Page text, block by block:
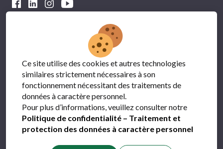
Avec le soutien financier du
Ce site utilise des cookies et autres technologies
similaires strictement nécessaires à son
fonctionnement nécessitant des traitements de
données à caractère personnel.
Pour plus d’informations, veuillez consulter notre
Politique de confidentialité – Traitement et
protection des données à caractère personnel